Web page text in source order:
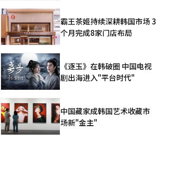
霸王茶姬持续深耕韩国市场 3
个月完成8家门店布局
《逐玉》在韩破圈 中国电视
剧出海进入"平台时代"
中国藏家成韩国艺术收藏市
场新"金主"